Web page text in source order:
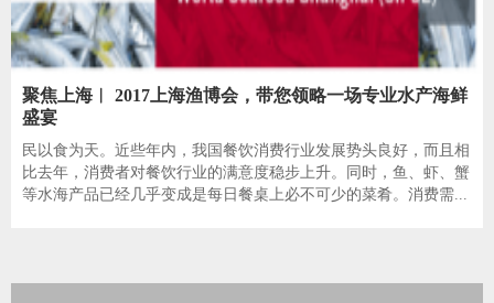
聚焦上海︱ 2017上海渔博会，带您领略一场专业水产海鲜
盛宴
民以食为天。近些年内，我国餐饮消费行业发展势头良好，而且相
比去年，消费者对餐饮行业的满意度稳步上升。同时，鱼、虾、蟹
等水海产品已经几乎变成是每日餐桌上必不可少的菜肴。消费需...